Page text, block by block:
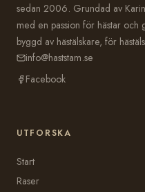
sedan 2006. Grundad av
med en passion för hästar
byggd av hästälskare, för
info@haststam.se
Facebook
UTFORSKA
Start
Raser